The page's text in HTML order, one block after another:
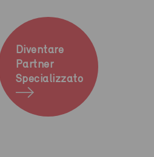
Diventare
Partner
Specializzato